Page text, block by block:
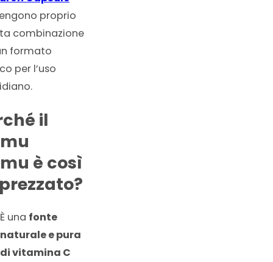
proprio
combinazione
formato
per l’uso
il
è così
È una fonte
naturale e pura
di vitamina C